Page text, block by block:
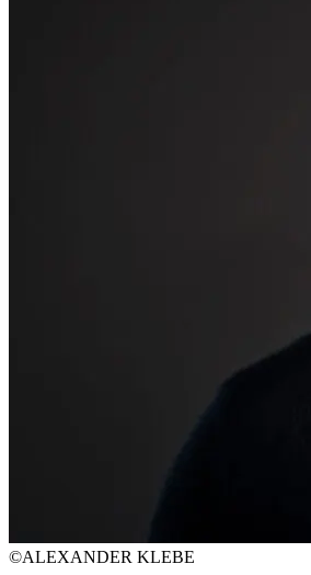
©ALEXANDER KLEBE